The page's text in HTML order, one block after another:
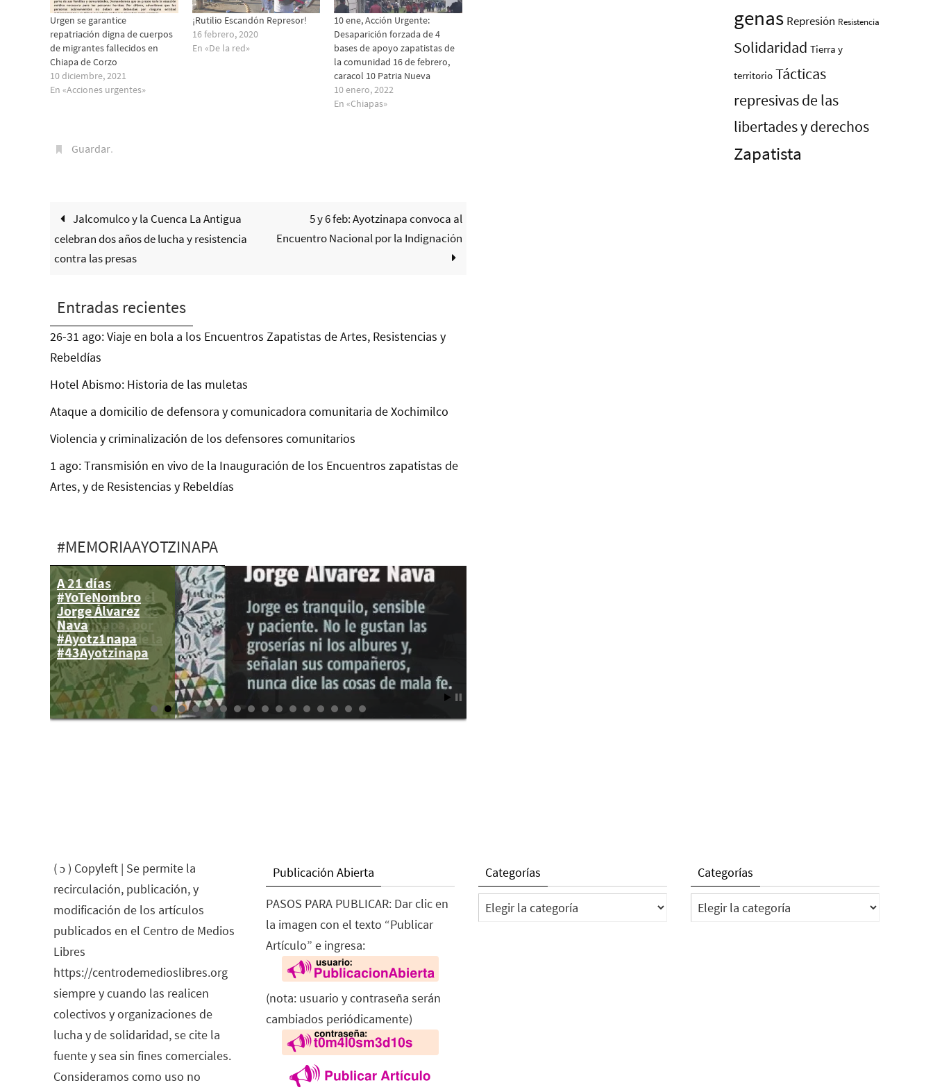
Urgen se garantice
repatriación digna de cuerpos
de migrantes fallecidos en
Chiapa de Corzo
10 diciembre, 2021
En «Acciones urgentes»
¡Rutilio Escandón Represor!
16 febrero, 2020
En «De la red»
10 ene, Acción Urgente:
Desaparición forzada de 4
bases de apoyo zapatistas de
la comunidad 16 de febrero,
caracol 10 Patria Nueva
10 enero, 2022
En «Chiapas»
Guardar.
Jalcomulco y la Cuenca La Antigua
celebran dos años de lucha y resistencia
contra las presas
5 y 6 feb: Ayotzinapa convoca al
Encuentro Nacional por la Indignación
Entradas recientes
26-31 ago: Viaje en bola a los Encuentros Zapatistas de Artes, Resistencias y
Rebeldías
Hotel Abismo: Historia de las muletas
Ataque a domicilio de defensora y comunicadora comunitaria de Xochimilco
Violencia y criminalización de los defensores comunitarios
1 ago: Transmisión en vivo de la Inauguración de los Encuentros zapatistas de
Artes, y de Resistencias y Rebeldías
#MEMORIAAYOTZINAPA
A 21 días
#YoTeNombro
Jorge Álvarez
Nava
#Ayotz1napa
#43Ayotzinapa
Avances y
pendientes en el
caso de los 43 de
Ayotzinapa, por
los expertos de la
CIDH
genas Represión Resistencia
Solidaridad Tierra y
territorio Tácticas
represivas de las
libertades y derechos
Zapatista
( ɔ ) Copyleft | Se permite la
recirculación, publicación, y
modificación de los artículos
publicados en el Centro de Medios
Libres
https://centrodemedioslibres.org
siempre y cuando las realicen
colectivos y organizaciones de
lucha y de solidaridad, se cite la
fuente y sea sin fines comerciales.
Consideramos como uso no
Publicación Abierta
PASOS PARA PUBLICAR: Dar clic en
la imagen con el texto “Publicar
Artículo” e ingresa:
(nota: usuario y contraseña serán
cambiados periódicamente)
Categorías
Categorías
Categorías
Categorías